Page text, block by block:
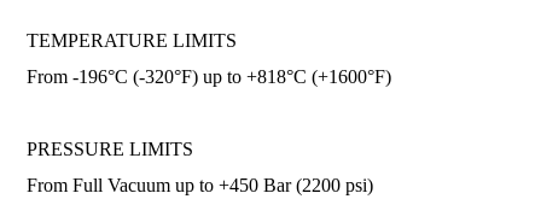
TEMPERATURE LIMITS
From -196°C (-320°F) up to +818°C (+1600°F)
PRESSURE LIMITS
From Full Vacuum up to +450 Bar (2200 psi)